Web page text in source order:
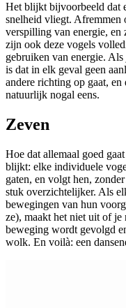
Het blijkt bijvoorbeeld dat
snelheid vliegt. Afremmen
verspilling van energie, en
zijn ook deze vogels
gebruiken van energie.
is dat in elk geval geen
andere richting op gaat,
natuurlijk nogal eens.
Zeven
Hoe dat allemaal goed
blijkt: elke individuele
gaten, en volgt hen,
stuk overzichtelijker. Als
bewegingen van hun
ze), maakt het niet uit of
beweging wordt gevolgd
wolk. En voilà: een